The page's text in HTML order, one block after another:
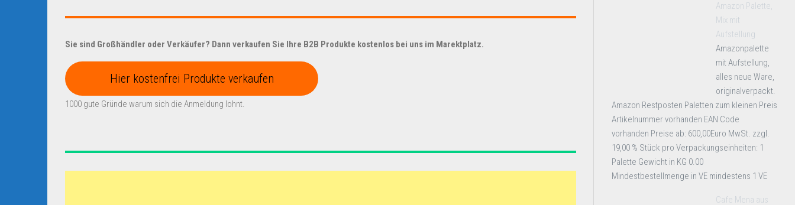
Sie sind Großhändler oder Verkäufer? Dann verkaufen Sie Ihre B2B Produkte kostenlos bei uns im Marektplatz.
Hier kostenfrei Produkte verkaufen
1000 gute Gründe warum sich die Anmeldung lohnt.
Amazon Palette,
Mix mit
Aufstellung
Amazonpalette
mit Aufstellung,
alles neue Ware,
originalverpackt.
Amazon Restposten Paletten zum kleinen Preis
Artikelnummer vorhanden EAN Code
vorhanden Preise ab: 600,00Euro MwSt. zzgl.
19,00 % Stück pro Verpackungseinheiten: 1
Palette Gewicht in KG 0.00
Mindestbestellmenge in VE mindestens 1 VE
Cafe Mena aus